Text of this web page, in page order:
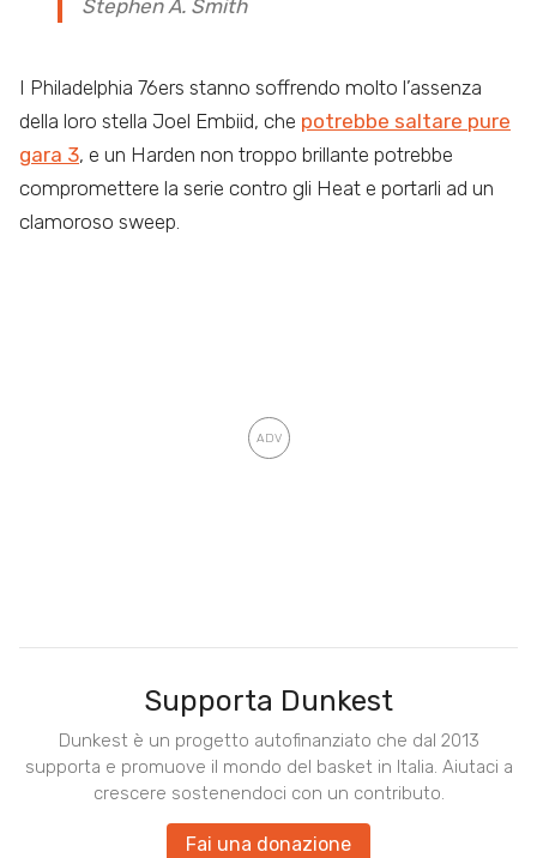
Stephen A. Smith
I Philadelphia 76ers stanno soffrendo molto l’assenza
della loro stella Joel Embiid, che potrebbe saltare pure
gara 3, e un Harden non troppo brillante potrebbe
compromettere la serie contro gli Heat e portarli ad un
clamoroso sweep.
Supporta Dunkest
Dunkest è un progetto autofinanziato che dal 2013
supporta e promuove il mondo del basket in Italia. Aiutaci a
crescere sostenendoci con un contributo.
Fai una donazione